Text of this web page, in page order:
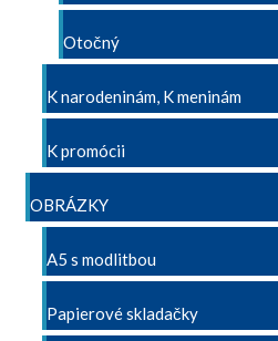
Otočný
K narodeninám, K meninám
K promócii
OBRÁZKY
A5 s modlitbou
Papierové skladačky